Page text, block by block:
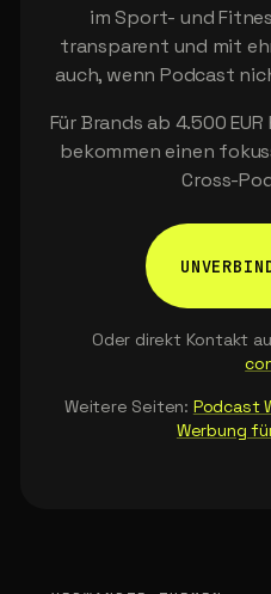
im Sport- und
transparent und mit
auch, wenn Podcast
Für Brands ab 4.500
bekommen einen
Cross-
Oder direkt Kontakt
Weitere Seiten: Podcast
Werbung